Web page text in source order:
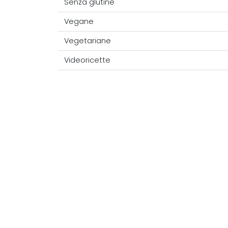
Senza glutine
Vegane
Vegetariane
Videoricette